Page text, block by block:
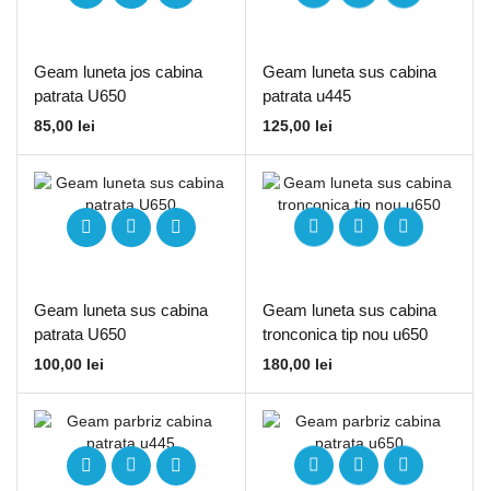
Geam luneta jos cabina
patrata U650
85,00 lei
Geam luneta sus cabina
patrata u445
125,00 lei
Geam luneta sus cabina
patrata U650
100,00 lei
Geam luneta sus cabina
tronconica tip nou u650
180,00 lei